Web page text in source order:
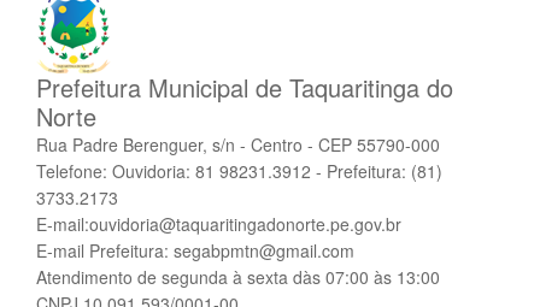
Prefeitura Municipal de Taquaritinga do
Norte
Rua Padre Berenguer, s/n - Centro - CEP 55790-000
Telefone: Ouvidoria: 81 98231.3912 - Prefeitura: (81)
3733.2173
E-mail:ouvidoria@taquaritingadonorte.pe.gov.br
E-mail Prefeitura: segabpmtn@gmail.com
Atendimento de segunda à sexta dàs 07:00 às 13:00